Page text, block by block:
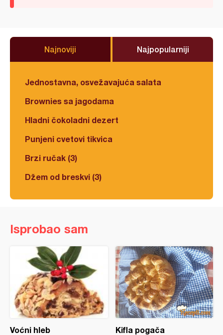
Najnoviji Najpopularniji
Jednostavna, osvežavajuća salata
Brownies sa jagodama
Hladni čokoladni dezert
Punjeni cvetovi tikvica
Brzi ručak (3)
Džem od breskvi (3)
Isprobao sam
Voćni hleb Kifla pogača